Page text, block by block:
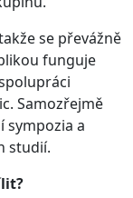
se převážně
funguje
Samozřejmě
sympozia a
studií.